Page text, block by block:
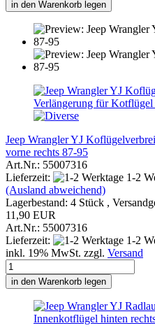
in den Warenkorb legen
Jeep Wrangler YJ
vorne rechts 87-95
Art.Nr.: 55007316
Lieferzeit:
1-2
(Ausland abweichend)
Lagerbestand: 4 Stück ,
11,90 EUR
Art.Nr.: 55007316
Lieferzeit:
1-2
inkl. 19% MwSt. zzgl. Versand
in den Warenkorb legen